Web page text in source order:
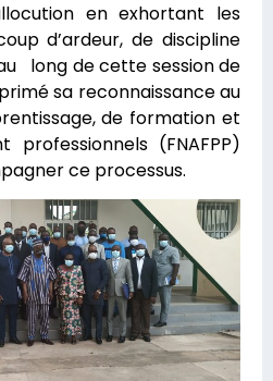
en exhortant les
d’ardeur, de discipline
long de cette session de
sa reconnaissance au
de formation et
professionnels (FNAFPP)
ce processus.